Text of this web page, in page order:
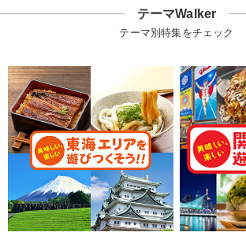
テーマWalker
テーマ別特集をチェック